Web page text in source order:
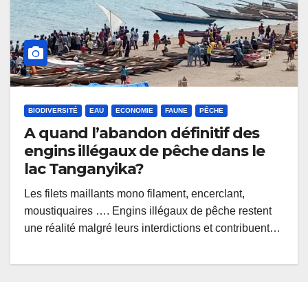
BIODIVERSITÉ EAU ECONOMIE FAUNE PÊCHE
A quand l’abandon définitif des
engins illégaux de pêche dans le
lac Tanganyika?
Les filets maillants mono filament, encerclant,
moustiquaires …. Engins illégaux de pêche restent
une réalité malgré leurs interdictions et contribuent…